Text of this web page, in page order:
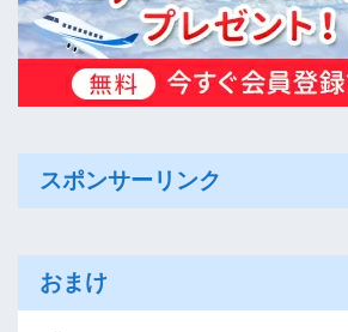
スポンサーリンク
おまけ